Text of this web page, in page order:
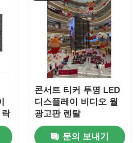
락
콘서트 티커 투명 LED
디스플레이 비디오 월
광고판 렌탈
문의 보내기